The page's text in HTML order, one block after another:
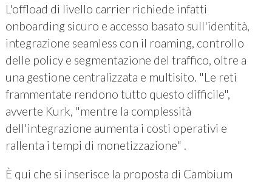
L'offload di livello carrier richiede infatti
onboarding sicuro e accesso basato sull'identità,
integrazione seamless con il roaming, controllo
delle policy e segmentazione del traffico, oltre a
una gestione centralizzata e multisito. "Le reti
frammentate rendono tutto questo difficile",
avverte Kurk, "mentre la complessità
dell'integrazione aumenta i costi operativi e
rallenta i tempi di monetizzazione" .
È qui che si inserisce la proposta di Cambium